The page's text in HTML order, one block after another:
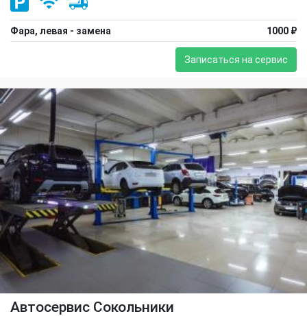
Фара, левая - замена 1000 ₽
Записаться на сервис
Автосервис Сокольники